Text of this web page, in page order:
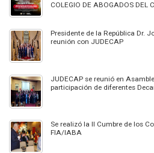
COLEGIO DE ABOGADOS DEL
Presidente de la República Dr.
reunión con JUDECAP
JUDECAP se reunió en
participación de diferentes
Se realizó la II Cumbre de los
FIA/IABA